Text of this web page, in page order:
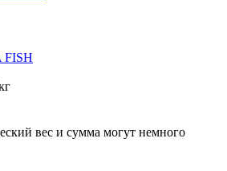
FISH
вес и сумма могут немного